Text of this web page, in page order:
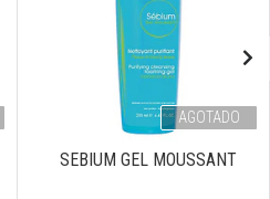
AGOTADO
SEBIUM GEL MOUSSANT